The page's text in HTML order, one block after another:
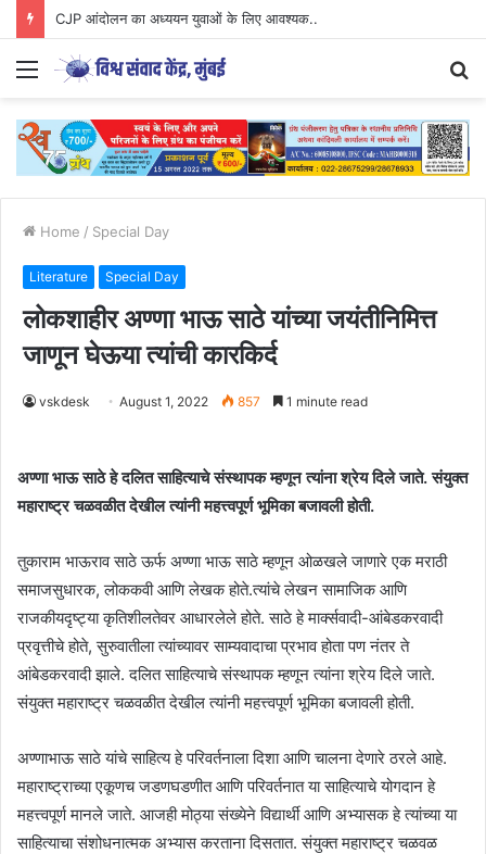
CJP आंदोलन का अध्ययन युवाओं के लिए आवश्यक..
Menu
Home / Special Day
Literature Special Day
लोकशाहीर अण्णा भाऊ साठे यांच्या जयंतीनिमित्त
जाणून घेऊया त्यांची कारकिर्द
vskdesk August 1, 2022 857 1 minute read
अण्णा भाऊ साठे हे दलित साहित्याचे संस्थापक म्हणून त्यांना श्रेय दिले जाते. संयुक्त
महाराष्ट्र चळवळीत देखील त्यांनी महत्त्वपूर्ण भूमिका बजावली होती.
तुकाराम भाऊराव साठे ऊर्फ अण्णा भाऊ साठे म्हणून ओळखले जाणारे एक मराठी
समाजसुधारक, लोककवी आणि लेखक होते.त्यांचे लेखन सामाजिक आणि
राजकीयदृष्ट्या कृतिशीलतेवर आधारलेले होते. साठे हे मार्क्सवादी-आंबेडकरवादी
प्रवृत्तीचे होते, सुरुवातीला त्यांच्यावर साम्यवादाचा प्रभाव होता पण नंतर ते
आंबेडकरवादी झाले. दलित साहित्याचे संस्थापक म्हणून त्यांना श्रेय दिले जाते.
संयुक्त महाराष्ट्र चळवळीत देखील त्यांनी महत्त्वपूर्ण भूमिका बजावली होती.
अण्णाभाऊ साठे यांचे साहित्य हे परिवर्तनाला दिशा आणि चालना देणारे ठरले आहे.
महाराष्ट्राच्या एकूणच जडणघडणीत आणि परिवर्तनात या साहित्याचे योगदान हे
महत्त्वपूर्ण मानले जाते. आजही मोठ्या संख्येने विद्यार्थी आणि अभ्यासक हे त्यांच्या या
साहित्याचा संशोधनात्मक अभ्यास करताना दिसतात. संयुक्त महाराष्ट्र चळवळ